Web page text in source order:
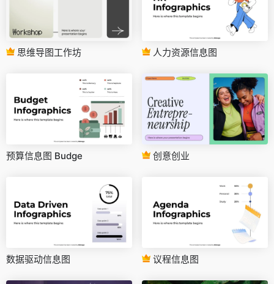
思维导图工作坊 人力资源信息图
预算信息图 Budge 创意创业
数据驱动信息图 议程信息图